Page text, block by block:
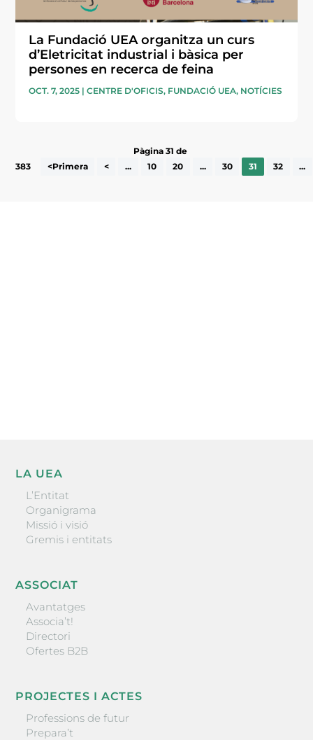
La Fundació UEA organitza un curs
d’Eletricitat industrial i bàsica per
persones en recerca de feina
OCT. 7, 2025 |CENTRE D'OFICIS, FUNDACIÓ UEA, NOTÍCIES
Pàgina 31 de
383
<Primera < ... 10 20 ... 30 31 32 ...
LA UEA
L’Entitat
Organigrama
Missió i visió
Gremis i entitats
ASSOCIAT
Avantatges
Associa’t!
Directori
Ofertes B2B
PROJECTES I ACTES
Professions de futur
Prepara’t